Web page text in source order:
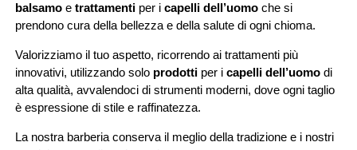
balsamoe trattamenti per icapelli dell’uomoche si
prendono cura della bellezza e della salute di ogni chioma.
Valorizziamo il tuo aspetto, ricorrendo ai trattamenti più
innovativi, utilizzando solo prodotti per icapelli dell’uomodi
alta qualità, avvalendoci di strumenti moderni, dove ogni taglio
è espressione di stile e raffinatezza.
La nostra barberia conserva il meglio della tradizione e i nostri